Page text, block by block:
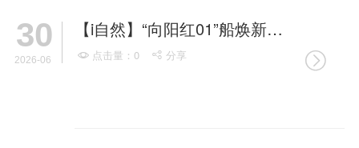
30
2026-06
【i自然】“向阳红01”船焕新｜百余项检修，续航力升至1.8万海里
 点击量：0  分享 